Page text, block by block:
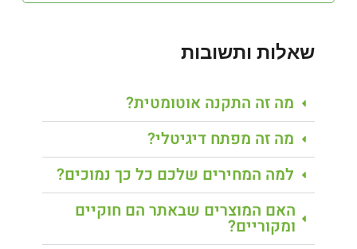
שאלות ותשובות
מה זה התקנה אוטומטית?
מה זה מפתח דיגיטלי?
למה המחירים שלכם כל כך נמוכים?
האם המוצרים שבאתר הם חוקיים
ומקוריים?